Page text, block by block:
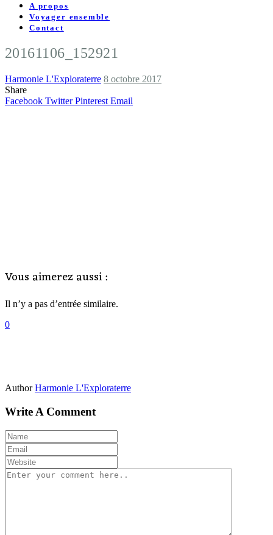
A propos
Voyager ensemble
Contact
20161106_152921
Harmonie L'Exploraterre 8 octobre 2017
Share
Facebook Twitter Pinterest Email
Vous aimerez aussi :
Il n’y a pas d’entrée similaire.
0
Author Harmonie L'Exploraterre
Write A Comment